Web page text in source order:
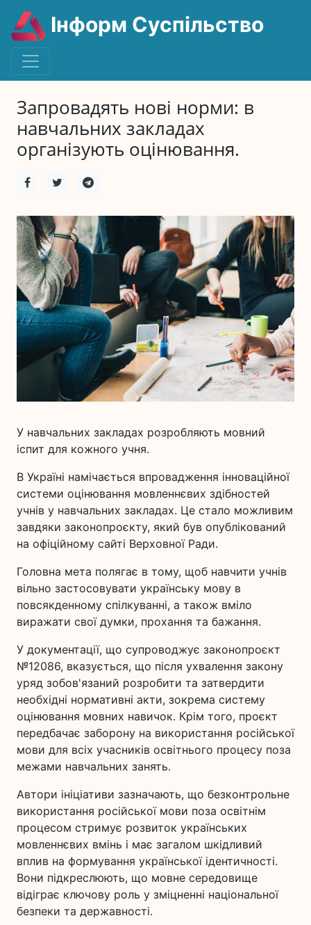
Інформ Суспільство
Запровадять нові норми: в
навчальних закладах
організують оцінювання.
У навчальних закладах розробляють мовний
іспит для кожного учня.
В Україні намічається впровадження інноваційної
системи оцінювання мовленнєвих здібностей
учнів у навчальних закладах. Це стало можливим
завдяки законопроєкту, який був опублікований
на офіційному сайті Верховної Ради.
Головна мета полягає в тому, щоб навчити учнів
вільно застосовувати українську мову в
повсякденному спілкуванні, а також вміло
виражати свої думки, прохання та бажання.
У документації, що супроводжує законопроєкт
№12086, вказується, що після ухвалення закону
уряд зобов'язаний розробити та затвердити
необхідні нормативні акти, зокрема систему
оцінювання мовних навичок. Крім того, проєкт
передбачає заборону на використання російської
мови для всіх учасників освітнього процесу поза
межами навчальних занять.
Автори ініціативи зазначають, що безконтрольне
використання російської мови поза освітнім
процесом стримує розвиток українських
мовленнєвих вмінь і має загалом шкідливий
вплив на формування української ідентичності.
Вони підкреслюють, що мовне середовище
відіграє ключову роль у зміцненні національної
безпеки та державності.